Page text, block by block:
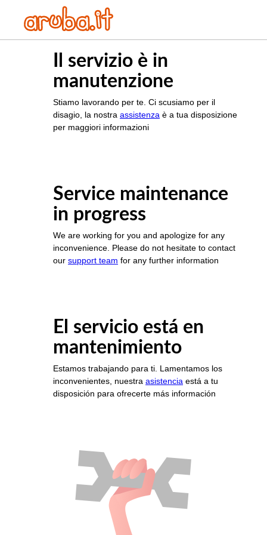
Il servizio è in
manutenzione
Stiamo lavorando per te. Ci scusiamo per il
disagio, la nostra assistenza è a tua disposizione
per maggiori informazioni
Service maintenance
in progress
We are working for you and apologize for any
inconvenience. Please do not hesitate to contact
our support team for any further information
El servicio está en
mantenimiento
Estamos trabajando para ti. Lamentamos los
inconvenientes, nuestra asistencia está a tu
disposición para ofrecerte más información